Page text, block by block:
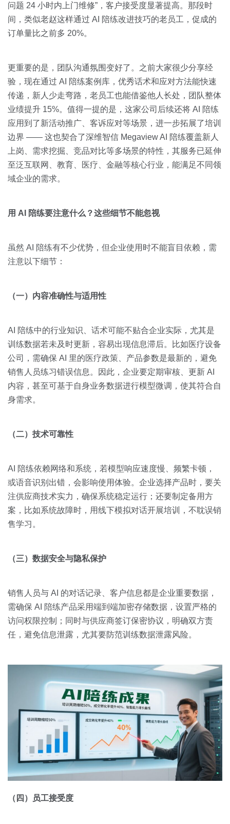
问题 24 小时内上门维修”，客户接受度显著提高。那段时
间，类似老赵这样通过 AI 陪练改进技巧的老员工，促成的
订单量比之前多 20%。
更重要的是，团队沟通氛围变好了。之前大家很少分享经
验，现在通过 AI 陪练案例库，优秀话术和应对方法能快速
传递，新人少走弯路，老员工也能借鉴他人长处，团队整体
业绩提升 15%。值得一提的是，这家公司后续还将 AI 陪练
应用到了新活动推广、客诉应对等场景，进一步拓展了培训
边界 —— 这也契合了深维智信 Megaview AI 陪练覆盖新人
上岗、需求挖掘、竞品对比等多场景的特性，其服务已延伸
至泛互联网、教育、医疗、金融等核心行业，能满足不同领
域企业的需求。
用 AI 陪练要注意什么？这些细节不能忽视
虽然 AI 陪练有不少优势，但企业使用时不能盲目依赖，需
注意以下细节：
（一）内容准确性与适用性
AI 陪练中的行业知识、话术可能不贴合企业实际，尤其是
训练数据若未及时更新，容易出现信息滞后。比如医疗设备
公司，需确保 AI 里的医疗政策、产品参数是最新的，避免
销售人员练习错误信息。因此，企业要定期审核、更新 AI
内容，甚至可基于自身业务数据进行模型微调，使其符合自
身需求。
（二）技术可靠性
AI 陪练依赖网络和系统，若模型响应速度慢、频繁卡顿，
或语音识别出错，会影响使用体验。企业选择产品时，要关
注供应商技术实力，确保系统稳定运行；还要制定备用方
案，比如系统故障时，用线下模拟对话开展培训，不耽误销
售学习。
（三）数据安全与隐私保护
销售人员与 AI 的对话记录、客户信息都是企业重要数据，
需确保 AI 陪练产品采用端到端加密存储数据，设置严格的
访问权限控制；同时与供应商签订保密协议，明确双方责
任，避免信息泄露，尤其要防范训练数据泄露风险。
（四）员工接受度